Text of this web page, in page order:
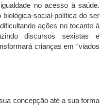
no acesso à saúde.
social-política do ser
ações no tocante à
discursos sexistas e
crianças em “viados
concepção até a sua forma